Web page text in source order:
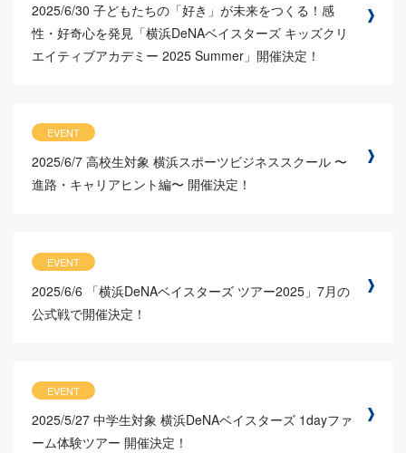
2025/6/30 子どもたちの「好き」が未来をつくる！感
性・好奇心を発見「横浜DeNAベイスターズ キッズクリ
エイティブアカデミー 2025 Summer」開催決定！
EVENT
2025/6/7 高校生対象 横浜スポーツビジネススクール 〜
進路・キャリアヒント編〜 開催決定！
EVENT
2025/6/6
「横浜DeNAベイスターズ ツアー2025」7月の
公式戦で開催決定！
EVENT
2025/5/27 中学生対象 横浜DeNAベイスターズ 1dayファ
ーム体験ツアー 開催決定！